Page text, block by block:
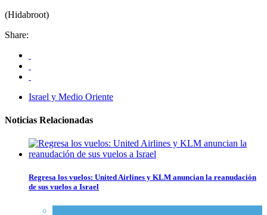
(Hidabroot)
Share:
Israel y Medio Oriente
Noticias Relacionadas
Regresa los vuelos: United Airlines y KLM anuncian la reanudación
de sus vuelos a Israel